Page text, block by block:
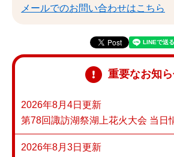
メールでのお問い合わせはこちら
重要なお知
2026年8月4日更新
第78回諏訪湖祭湖上花火大会 当日
2026年8月3日更新